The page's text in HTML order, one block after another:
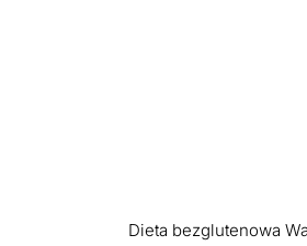
Dieta bezglutenowa